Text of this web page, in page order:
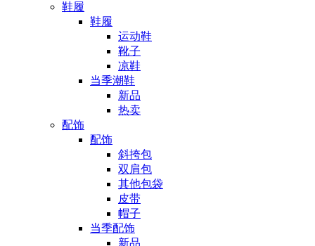
鞋履
鞋履
运动鞋
靴子
凉鞋
当季潮鞋
新品
热卖
配饰
配饰
斜挎包
双肩包
其他包袋
皮带
帽子
当季配饰
新品